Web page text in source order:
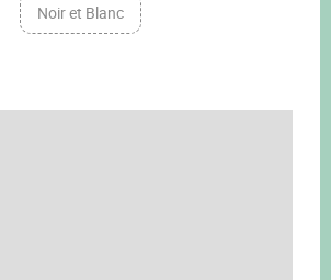
Noir et Blanc